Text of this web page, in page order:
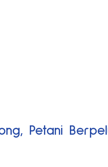
Petani